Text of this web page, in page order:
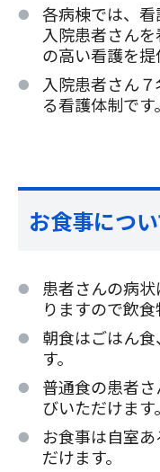
各病棟では、
入院患者さん
の高い看護を提
入院患者さん
る看護体制です。
お食事につ
患者さんの病
りますので飲
朝食はごはん
す。
普通食の患者
びいただけます
お食事は自室
だけます。